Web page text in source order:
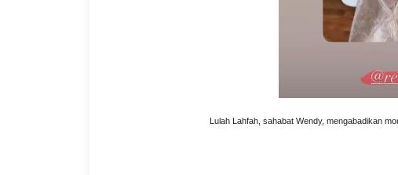
Lulah Lahfah, sahabat Wendy, mengabadikan